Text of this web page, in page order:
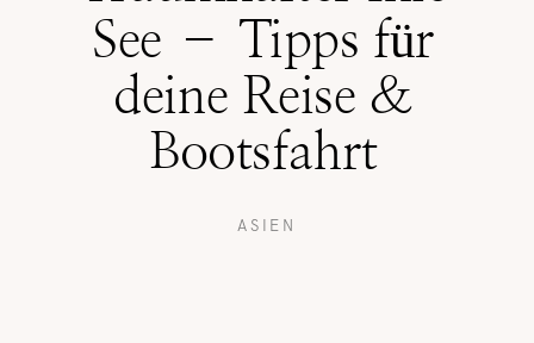
See – Tipps für
deine Reise &
Bootsfahrt
ASIEN
REISETIPPS
SHOP